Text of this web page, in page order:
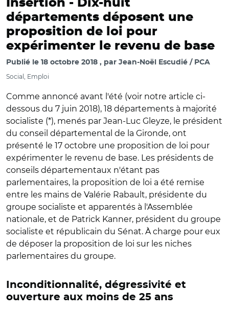
Insertion - Dix-huit
départements déposent une
proposition de loi pour
expérimenter le revenu de base
Publié le 18 octobre 2018 par Jean-Noël Escudié / PCA
Social, Emploi
Comme annoncé avant l'été (voir notre article ci-
dessous du 7 juin 2018), 18 départements à majorité
socialiste (*), menés par Jean-Luc Gleyze, le président
du conseil départemental de la Gironde, ont
présenté le 17 octobre une proposition de loi pour
expérimenter le revenu de base. Les présidents de
conseils départementaux n'étant pas
parlementaires, la proposition de loi a été remise
entre les mains de Valérie Rabault, présidente du
groupe socialiste et apparentés à l'Assemblée
nationale, et de Patrick Kanner, président du groupe
socialiste et républicain du Sénat. À charge pour eux
de déposer la proposition de loi sur les niches
parlementaires du groupe.
Inconditionnalité, dégressivité et
ouverture aux moins de 25 ans